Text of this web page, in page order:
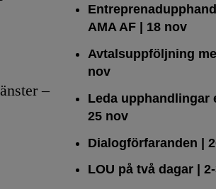
–
AMA AF | 18 nov
Avtalsuppföljning
nov
Leda upphandlingar
25 nov
Dialogförfaranden |
LOU på två dagar |